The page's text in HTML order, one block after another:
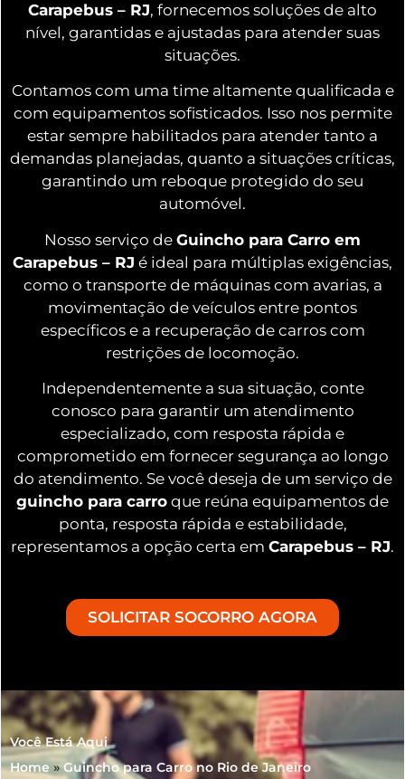
Carapebus – RJ, fornecemos soluções de alto
nível, garantidas e ajustadas para atender suas
situações.
Contamos com uma time altamente qualificada e
com equipamentos sofisticados. Isso nos permite
estar sempre habilitados para atender tanto a
demandas planejadas, quanto a situações críticas,
garantindo um reboque protegido do seu
automóvel.
Nosso serviço de Guincho para Carro em
Carapebus – RJ é ideal para múltiplas exigências,
como o transporte de máquinas com avarias, a
movimentação de veículos entre pontos
específicos e a recuperação de carros com
restrições de locomoção.
Independentemente a sua situação, conte
conosco para garantir um atendimento
especializado, com resposta rápida e
comprometido em fornecer segurança ao longo
do atendimento. Se você deseja de um serviço de
guincho para carro que reúna equipamentos de
ponta, resposta rápida e estabilidade,
representamos a opção certa em Carapebus – RJ.
SOLICITAR SOCORRO AGORA
Você Está Aqui
Home»Guincho para Carro no Rio de Janeiro